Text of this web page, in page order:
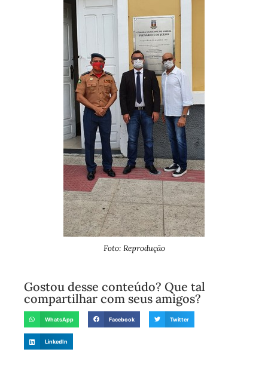
Foto: Reprodução
Gostou desse conteúdo? Que tal
compartilhar com seus amigos?
WhatsApp Facebook Twitter
LinkedIn